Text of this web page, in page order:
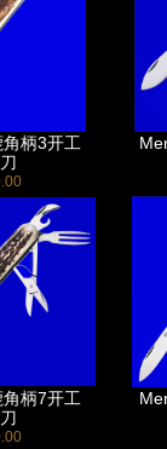
柄3开工
柄7开工